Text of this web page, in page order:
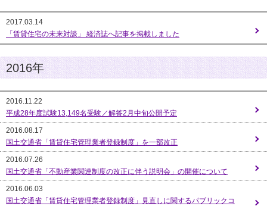
2017.03.14
「賃貸住宅の未来対談」 経済誌へ記事を掲載しました
2016年
2016.11.22
平成28年度試験13,149名受験／解答2月中旬公開予定
2016.08.17
国土交通省「賃貸住宅管理業者登録制度」を一部改正
2016.07.26
国土交通省「不動産業関連制度の改正に伴う説明会」の開催について
2016.06.03
国土交通省「賃貸住宅管理業者登録制度」見直しに関するパブリックコ